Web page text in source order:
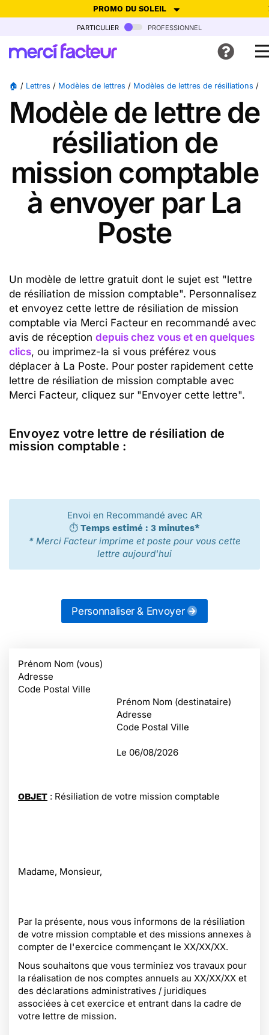
PROMO DU SOLEIL
-30% de réduction avec le codeSUMMER26pour envoyer des cartes
Ne plus afficher
particulier professionnel
🏠 / Lettres / Modèles de lettres / Modèles de lettres de résiliations /
Modèle de lettre de
résiliation de
mission comptable
à envoyer par La
Poste
Un modèle de lettre gratuit dont le sujet est "lettre
de résiliation de mission comptable". Personnalisez
et envoyez cette lettre de résiliation de mission
comptable via Merci Facteur en recommandé avec
avis de réception depuis chez vous et en quelques
clics, ou imprimez-la si vous préférez vous
déplacer à La Poste. Pour poster rapidement cette
lettre de résiliation de mission comptable avec
Merci Facteur, cliquez sur "Envoyer cette lettre".
Envoyez votre lettre de résiliation de
mission comptable :
Envoi en Recommandé avec AR
⏱️ Temps estimé : 3 minutes*
* Merci Facteur imprime et poste pour vous cette
lettre aujourd'hui
Personnaliser & Envoyer
Prénom Nom (vous)
Adresse
Code Postal Ville
Prénom Nom (destinataire)
Adresse
Code Postal Ville
Le 06/08/2026
OBJET : Résiliation de votre mission comptable
Madame, Monsieur,
Par la présente, nous vous informons de la résiliation
de votre mission comptable et des missions annexes à
compter de l'exercice commençant le XX/XX/XX.
Nous souhaitons que vous terminiez vos travaux pour
la réalisation de nos comptes annuels au XX/XX/XX et
des déclarations administratives / juridiques
associées à cet exercice et entrant dans la cadre de
votre lettre de mission.